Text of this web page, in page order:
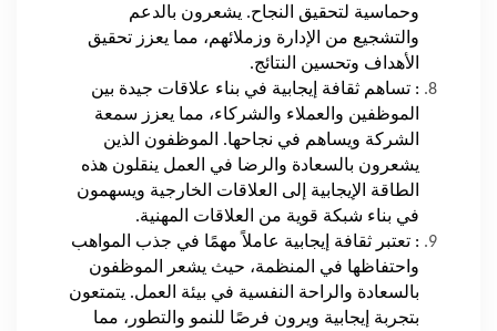
وحماسية لتحقيق النجاح. يشعرون بالدعم
والتشجيع من الإدارة وزملائهم، مما يعزز تحقيق
الأهداف وتحسين النتائج.
: تساهم ثقافة إيجابية في بناء علاقات جيدة بين
الموظفين والعملاء والشركاء، مما يعزز سمعة
الشركة ويساهم في نجاحها. الموظفون الذين
يشعرون بالسعادة والرضا في العمل ينقلون هذه
الطاقة الإيجابية إلى العلاقات الخارجية ويسهمون
في بناء شبكة قوية من العلاقات المهنية.
: تعتبر ثقافة إيجابية عاملاً مهمًا في جذب المواهب
واحتفاظها في المنظمة، حيث يشعر الموظفون
بالسعادة والراحة النفسية في بيئة العمل. يتمتعون
بتجربة إيجابية ويرون فرصًا للنمو والتطور، مما